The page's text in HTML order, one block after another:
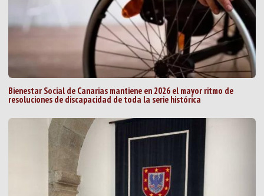
Bienestar Social de Canarias mantiene en 2026 el mayor ritmo de
resoluciones de discapacidad de toda la serie histórica